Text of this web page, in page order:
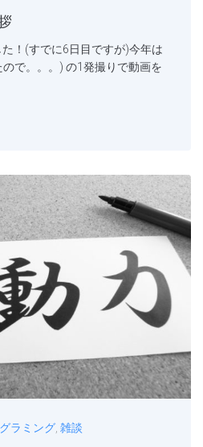
！(すでに6日目ですが)今年は
で。。。) の1発撮りで動画を
ラミング 雑談